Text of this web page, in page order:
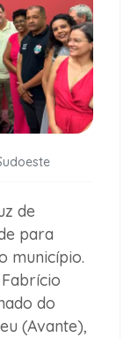
de
para
município.
do
(Avante),